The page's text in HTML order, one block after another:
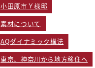
小田原市Ｙ様邸
素材について
AQダイナミック構法
東京、神奈川から地方移住へ